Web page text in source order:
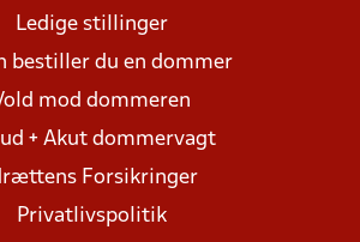
Ledige stillinger
bestiller du en dommer
mod dommeren
+ Akut dommervagt
Forsikringer
Privatlivspolitik